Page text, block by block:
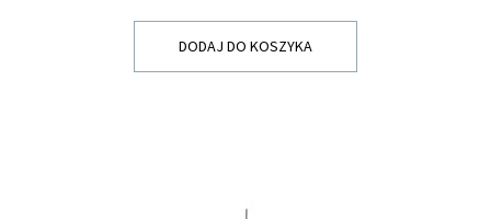
DODAJ DO KOSZYKA